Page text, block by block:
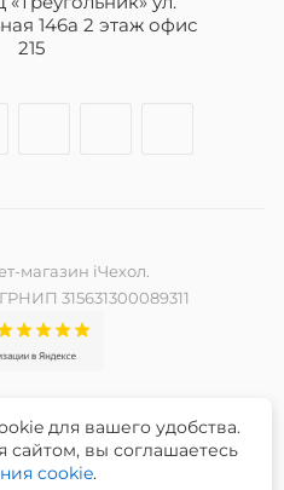
146а 2 этаж офис
215
магазин iЧехол.
315631300089311
сайта -
для вашего удобства.
сайтом, вы соглашаетесь
cookie.